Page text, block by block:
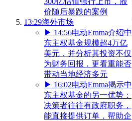
价随后暴跌的案例
13:29海外市场
▶ 14:56电动Emma介绍中
东主权基金规模超4万亿
美元，并分析其投资不仅
为财务回报，更看重能否
带动当地经济多元
▶ 16:02电动Emma揭示中
东主权基金的另一优势：
决策者往往有政府职务，
能直接提供订单，帮助企